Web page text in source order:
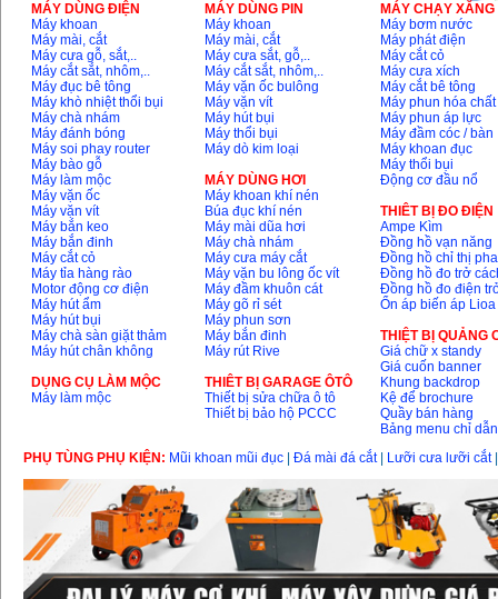
Động cơ xăng Honda
GX160 (5.5HP)
Giá :7200000
Máy mài 100mm
Makita 9553B (710W)
Giá:
MÁY DÙNG ĐIỆN
Máy khoan
Máy mài, cắt
Máy cưa gỗ, sắt,..
Máy cắt sắt, nhôm,..
Máy đục bê tông
Máy khò nhiệt thổi bụi
Máy chà nhám
Máy đánh bóng
Máy soi phay router
Máy bào gỗ
Máy làm mộc
Máy vặn ốc
Máy vặn vít
Máy bắn keo
Máy bắn đinh
Máy cắt cỏ
Máy tỉa hàng rào
Motor động cơ điện
Máy hút ẩm
Máy hút bụi
Máy chà sàn giặt thảm
Máy hút chân không
DỤNG CỤ LÀM MỘC
Máy làm mộc
MÁY DÙNG PIN
Máy khoan
Máy mài, cắt
Máy cưa sắt, gỗ,..
Máy cắt sắt, nhôm,..
Máy vặn ốc bulông
Máy vặn vít
Máy hút bụi
Máy thổi bụi
Máy dò kim loại
MÁY DÙNG HƠI
Máy khoan khí nén
Búa đục khí nén
Máy mài dũa hơi
Máy chà nhám
Máy cưa máy cắt
Máy vặn bu lông ốc vít
Máy đầm khuôn cát
Máy gõ rỉ sét
Máy phun sơn
Máy bắn đinh
Máy rút Rive
THIÊT BỊ GARAGE ÔTÔ
Thiết bị sửa chữa ô tô
Thiết bị bảo hộ PCCC
MÁY CHẠY
Máy bơm nước
Máy phát điện
Máy cắt cỏ
Máy cưa xích
Máy cắt bê tông
Máy phun hóa chất
Máy phun áp lực
Máy đầm cóc / bàn
Máy khoan đục
Máy thổi bụi
Động cơ đầu nổ
THIÊT BỊ ĐO ĐIỆN
Ampe Kìm
Đồng hồ vạn năng
Đồng hồ chỉ thị pha
Đồng hồ đo trở
Đồng hồ đo điện
Ổn áp biến áp Lioa
THIỆT BỊ QUẢNG
Giá chữ x standy
Giá cuốn banner
Khung backdrop
Kệ để brochure
Quầy bán hàng
Bảng menu chỉ dẫn
PHỤ TÙNG PHỤ KIỆN: Mũi khoan mũi đục Đá mài đá cắt| Lưỡi cưa lưỡi cắt